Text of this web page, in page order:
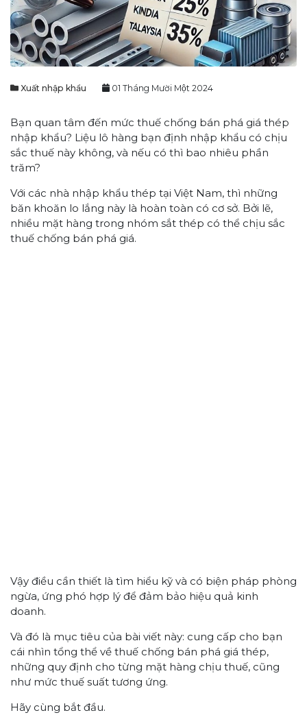
Xuất nhập khẩu 01 Tháng Mười Một 2024
Bạn quan tâm đến mức thuế chống bán phá giá thép
nhập khẩu? Liệu lô hàng bạn định nhập khẩu có chịu
sắc thuế này không, và nếu có thì bao nhiêu phần
trăm?
Với các nhà nhập khẩu thép tại Việt Nam, thì những
băn khoăn lo lắng này là hoàn toàn có cơ sở. Bởi lẽ,
nhiều mặt hàng trong nhóm sắt thép có thể chịu sắc
thuế chống bán phá giá.
Vậy điều cần thiết là tìm hiểu kỹ và có biện pháp phòng
ngừa, ứng phó hợp lý để đảm bảo hiệu quả kinh
doanh.
Và đó là mục tiêu của bài viết này: cung cấp cho bạn
cái nhìn tổng thể về thuế chống bán phá giá thép,
những quy định cho từng mặt hàng chịu thuế, cũng
như mức thuế suất tương ứng.
Hãy cùng bắt đầu.